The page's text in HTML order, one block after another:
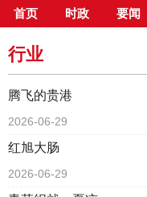
首页 时政 要闻
当前位置： 首页> 新闻中心>
行业
腾飞的贵港
2026-06-29
红旭大肠
2026-06-29